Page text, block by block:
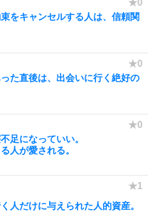
をキャンセルする人は、信頼関
た直後は、出会いに行く絶好の
足になっていい。
人が愛される。
人だけに与えられた人的資産。